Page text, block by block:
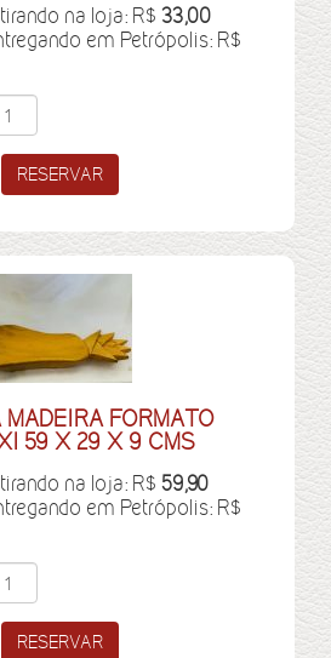
na loja: R$ 33,00
em Petrópolis: R$
MADEIRA FORMATO
59 X 29 X 9 CMS
na loja: R$ 59,90
em Petrópolis: R$